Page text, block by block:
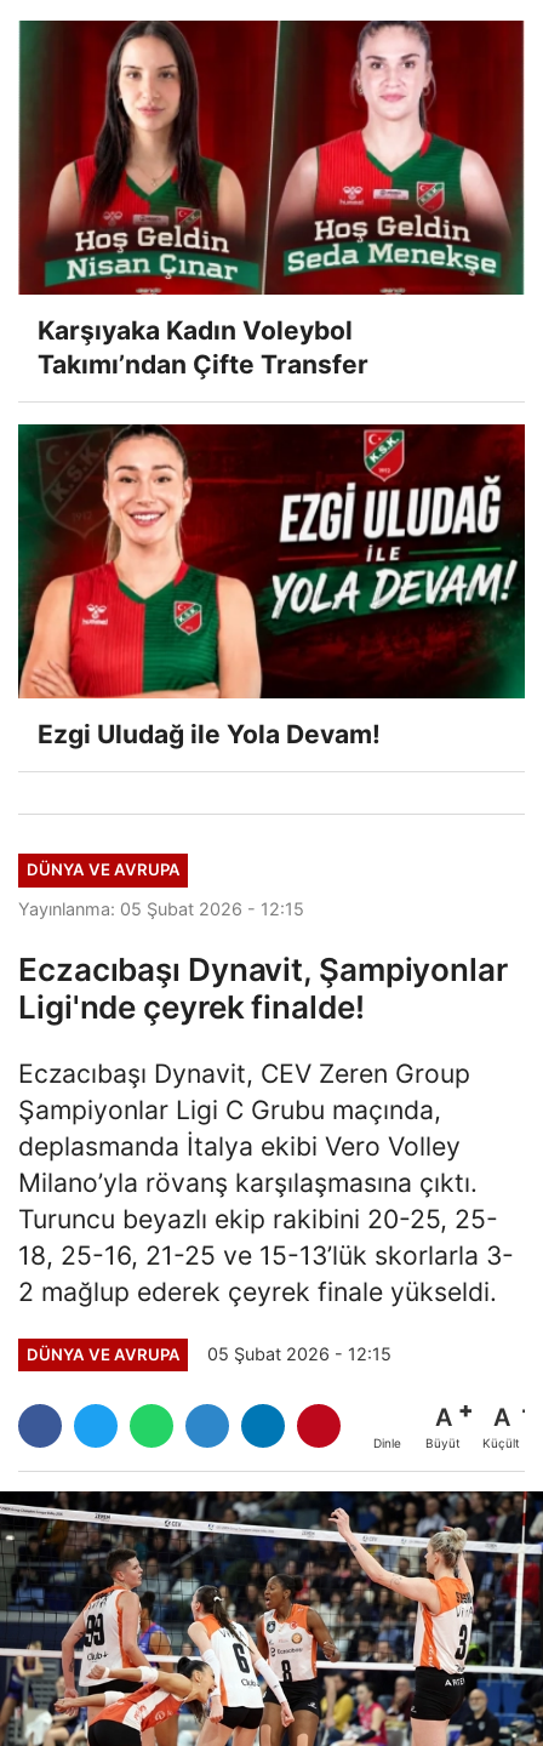
Karşıyaka Kadın Voleybol
Takımı’ndan Çifte Transfer
Ezgi Uludağ ile Yola Devam!
DÜNYA VE AVRUPA
Yayınlanma: 05 Şubat 2026 - 12:15
Eczacıbaşı Dynavit, Şampiyonlar
Ligi'nde çeyrek finalde!
Eczacıbaşı Dynavit, CEV Zeren Group
Şampiyonlar Ligi C Grubu maçında,
deplasmanda İtalya ekibi Vero Volley
Milano’yla rövanş karşılaşmasına çıktı.
Turuncu beyazlı ekip rakibini 20-25, 25-
18, 25-16, 21-25 ve 15-13’lük skorlarla 3-
2 mağlup ederek çeyrek finale yükseldi.
DÜNYA VE AVRUPA 05 Şubat 2026 - 12:15
Dinle
A
Büyüt
A
Küçült